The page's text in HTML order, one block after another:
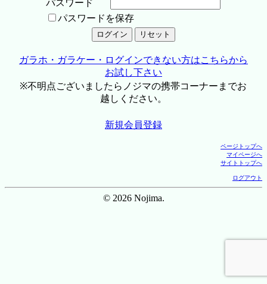
パスワード
パスワードを保存
ガラホ・ガラケー・ログインできない方はこちらから
お試し下さい
※不明点ございましたらノジマの携帯コーナーまでお
越しください。
新規会員登録
ページトップへ
マイページへ
サイトトップへ
ログアウト
© 2026 Nojima.